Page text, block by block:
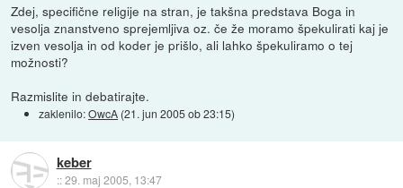
Zdej, specifične religije na stran, je takšna predstava Boga in
vesolja znanstveno sprejemljiva oz. če že moramo špekulirati kaj je
izven vesolja in od koder je prišlo, ali lahko špekuliramo o tej
možnosti?
Razmislite in debatirajte.
zaklenilo:OwcA (21. jun 2005 ob 23:15)
keber
::29. maj 2005, 13:47